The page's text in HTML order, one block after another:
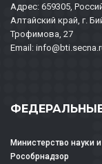
Адрес: 659305,
Алтайский край, г.
Трофимова, 27
Email:
Министерство науки
Рособрнадзор